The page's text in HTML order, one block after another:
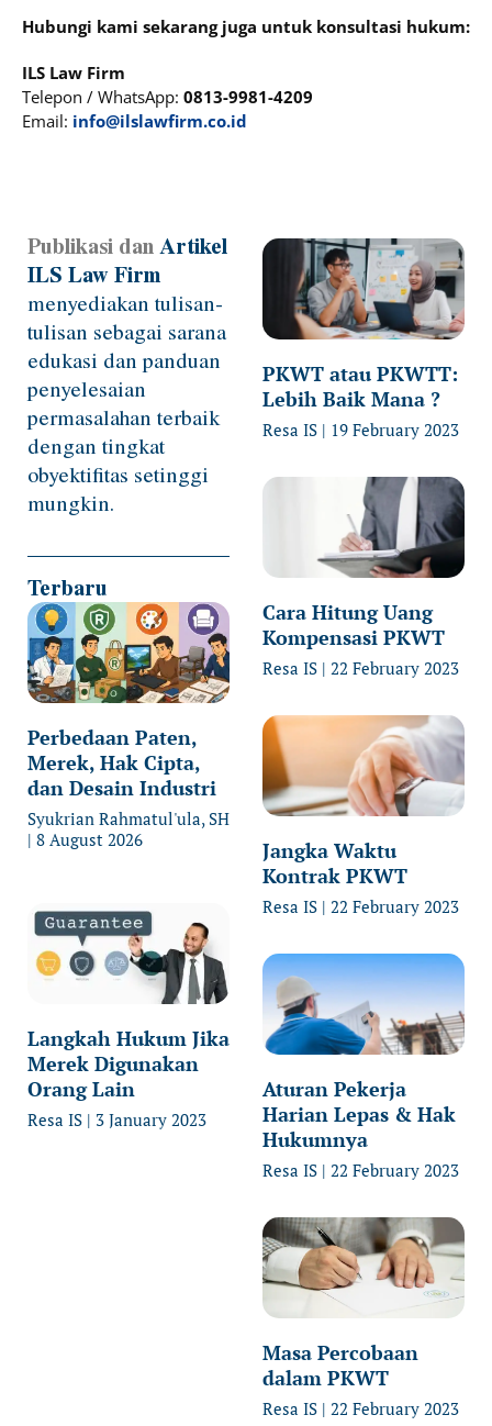
Hubungi kami sekarang juga untuk konsultasi hukum:
ILS Law Firm
Telepon / WhatsApp: 0813-9981-4209
Email: info@ilslawfirm.co.id
Publikasi danArtikel
ILS Law Firm
menyediakan tulisan-
tulisan sebagai sarana
edukasi dan panduan
penyelesaian
permasalahan terbaik
dengan tingkat
obyektifitas setinggi
mungkin.
Terbaru
Perbedaan Paten,
Merek, Hak Cipta,
dan Desain Industri
Syukrian Rahmatul'ula, SH
8 August 2026
Langkah Hukum Jika
Merek Digunakan
Orang Lain
Resa IS 3 January 2023
PKWT atau PKWTT:
Lebih Baik Mana ?
Resa IS 19 February 2023
Cara Hitung Uang
Kompensasi PKWT
Resa IS 22 February 2023
Jangka Waktu
Kontrak PKWT
Resa IS 22 February 2023
Aturan Pekerja
Harian Lepas & Hak
Hukumnya
Resa IS 22 February 2023
Masa Percobaan
dalam PKWT
Resa IS 22 February 2023
PagePagePagePagePage